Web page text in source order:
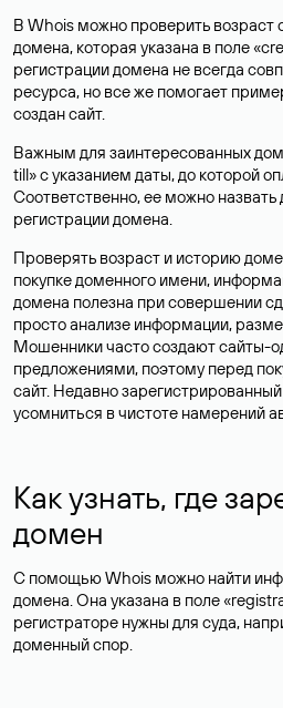
В Whois можно проверить возраст
домена, которая указана в поле
регистрации домена не всегда
ресурса, но все же помогает
создан сайт.
Важным для заинтересованных
till» с указанием даты, до которой
Соответственно, ее можно назвать
регистрации домена.
Проверять возраст и историю
покупке доменного имени,
домена полезна при совершении
просто анализе информации,
Мошенники часто создают сайты-
предложениями, поэтому перед
сайт. Недавно
усомниться в чистоте намерений
Как узнать, где
домен
С помощью Whois можно найти
домена. Она указана в поле
регистраторе нужны для суда,
доменный спор.